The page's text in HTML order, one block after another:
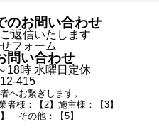
のお問い合わせ
返信いたします
フォーム
問い合わせ
18時 水曜日定休
415
へお繋ぎします。
者様：【2】施主様：【3】
その他：【5】